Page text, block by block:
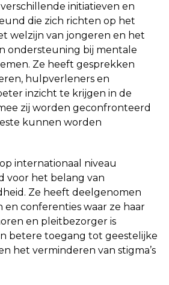
initiatieven en
die zich richten op het
welzijn van jongeren en het
ondersteuning bij mentale
Ze heeft gesprekken
hulpverleners en
inzicht te krijgen in de
zij worden geconfronteerd
kunnen worden
internationaal niveau
voor het belang van
Ze heeft deelgenomen
en conferenties waar ze haar
en pleitbezorger is
betere toegang tot geestelijke
het verminderen van stigma’s